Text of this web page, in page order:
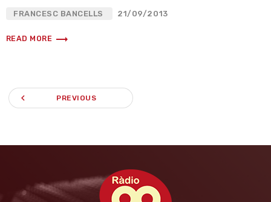
FRANCESC BANCELLS 21/09/2013
READ MORE trending_flat
navigate_before PREVIOUS